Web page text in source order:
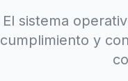
El sistema
cumplimiento y